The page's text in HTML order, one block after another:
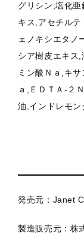
グリシン,塩化
キス,アセチル
ェノキシエタノ
シア樹皮エキス
ミン酸Ｎａ,キ
ａ,ＥＤＴＡ-２
油,インドレモン
発売元：Janet
製造販売元：株